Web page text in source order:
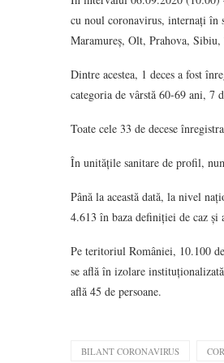
cu noul coronavirus, internați în
Maramureș, Olt, Prahova,
Dintre acestea, 1 deces a fost
categoria de vârstă 60-69 ani, 7
Toate cele 33 de decese
În unitățile sanitare de profil,
Până la această dată, la nivel
4.613 în baza definiției de caz
Pe teritoriul României, 10.100
se află în izolare
află 45 de persoane.
BILANT CORONAVIRUS